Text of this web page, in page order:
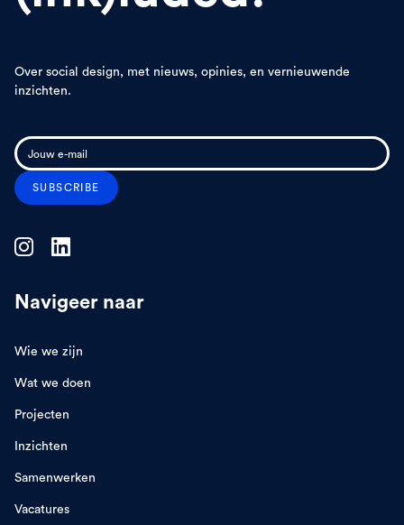
Over social design, met nieuws, opinies, en vernieuwende
inzichten.
Navigeer naar
Wie we zijn
Wat we doen
Projecten
Inzichten
Samenwerken
Vacatures